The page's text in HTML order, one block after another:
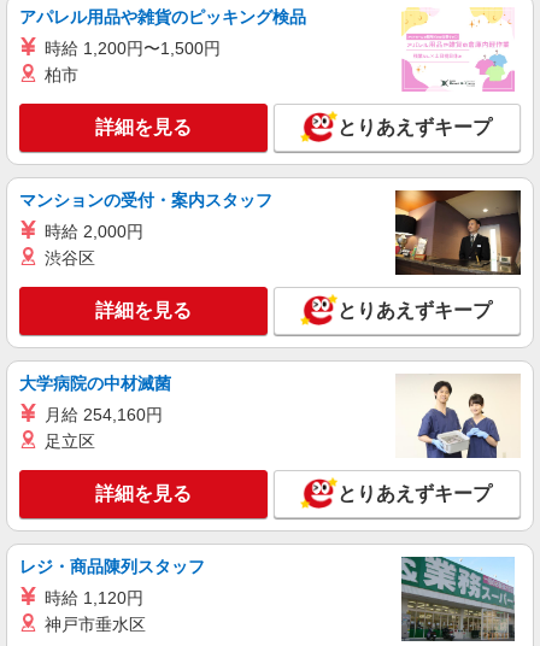
ソフトバンクショップの携帯販売スタッフ
月給 183,000円 〜 320,000円 試用期間あり 3
ヶ月 月給25万円以上 ※経験・能力による 【試用
期間】月給 183000 円 〜 320000 円
■ソフトバンク小原田店 福島県 郡山市 小原田
3丁目 8‐20
キープ 詳細を見る
契約社員
ソフトバンク販売契約社員【郡山市エリア】
家電量販店内の携帯販売スタッフ
月給 247,340円 〜 247,340円 試用期間なし ※
経験・能力による 【試用期間】時給 0 円 〜 0 円
■ソフトバンク販売契約社員【郡山市エリア】
福島県郡山市
詳細を見る
ソフトバンクショップの携帯販売スタッフ
月給 220,000円 〜 390,000円 固定残業代:
29,300円 〜 51,800円（20時間相当） ＊時間外手
当は時間外労働の有無にかかわらず、固定残業代
として支給し、 相当時間を超える時間外労働は法
■ソフトバンク郡山桑野店 福島県 郡山市 桑野
アパレル用品や雑貨のピッキング検品
時給 1,200円〜1,500円
柏市
詳細を見る とりあえずキープ
マンションの受付・案内スタッフ
時給 2,000円
渋谷区
詳細を見る とりあえずキープ
大学病院の中材滅菌
月給 254,160円
足立区
詳細を見る とりあえずキープ
レジ・商品陳列スタッフ
時給 1,120円
神戸市垂水区